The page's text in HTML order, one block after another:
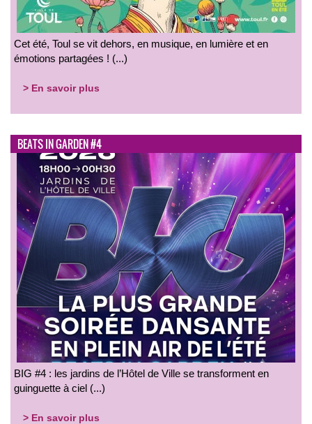
Cet été, Toul se vit dehors, en musique, en lumière et en
émotions partagées ! (...)
> En savoir plus
BEATS IN GARDEN #4
BIG #4 : les jardins de l’Hôtel de Ville se transforment en
guinguette à ciel (...)
> En savoir plus